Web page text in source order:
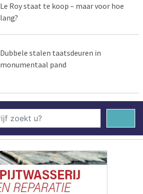
Le Roy staat te koop – maar voor hoe
lang?
Dubbele stalen taatsdeuren in
monumentaal pand